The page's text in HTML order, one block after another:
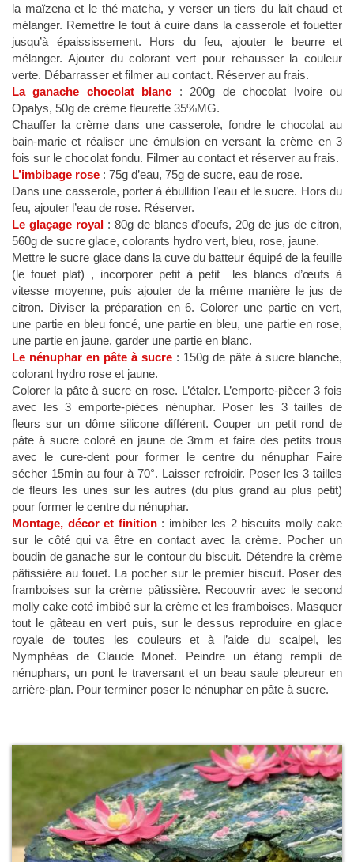
la maïzena et le thé matcha, y verser un tiers du lait chaud et
mélanger. Remettre le tout à cuire dans la casserole et fouetter
jusqu’à épaississement. Hors du feu, ajouter le beurre et
mélanger. Ajouter du colorant vert pour rehausser la couleur
verte. Débarrasser et filmer au contact. Réserver au frais.
La ganache chocolat blanc : 200g de chocolat Ivoire ou
Opalys, 50g de crème fleurette 35%MG.
Chauffer la crème dans une casserole, fondre le chocolat au
bain-marie et réaliser une émulsion en versant la crème en 3
fois sur le chocolat fondu. Filmer au contact et réserver au frais.
L’imbibage rose : 75g d’eau, 75g de sucre, eau de rose.
Dans une casserole, porter à ébullition l’eau et le sucre. Hors du
feu, ajouter l’eau de rose. Réserver.
Le glaçage royal: 80g de blancs d’oeufs, 20g de jus de citron,
560g de sucre glace, colorants hydro vert, bleu, rose, jaune.
Mettre le sucre glace dans la cuve du batteur équipé de la feuille
(le fouet plat) , incorporer petit à petit les blancs d’œufs à
vitesse moyenne, puis ajouter de la même manière le jus de
citron. Diviser la préparation en 6. Colorer une partie en vert,
une partie en bleu foncé, une partie en bleu, une partie en rose,
une partie en jaune, garder une partie en blanc.
Le nénuphar en pâte à sucre : 150g de pâte à sucre blanche,
colorant hydro rose et jaune.
Colorer la pâte à sucre en rose. L’étaler. L’emporte-piècer 3 fois
avec les 3 emporte-pièces nénuphar. Poser les 3 tailles de
fleurs sur un dôme silicone différent. Couper un petit rond de
pâte à sucre coloré en jaune de 3mm et faire des petits trous
avec le cure-dent pour former le centre du nénuphar Faire
sécher 15min au four à 70°. Laisser refroidir. Poser les 3 tailles
de fleurs les unes sur les autres (du plus grand au plus petit)
pour former le centre du nénuphar.
Montage, décor et finition: imbiber les 2 biscuits molly cake
sur le côté qui va être en contact avec la crème. Pocher un
boudin de ganache sur le contour du biscuit. Détendre la crème
pâtissière au fouet. La pocher sur le premier biscuit. Poser des
framboises sur la crème pâtissière. Recouvrir avec le second
molly cake coté imbibé sur la crème et les framboises. Masquer
tout le gâteau en vert puis, sur le dessus reproduire en glace
royale de toutes les couleurs et à l’aide du scalpel, les
Nymphéas de Claude Monet. Peindre un étang rempli de
nénuphars, un pont le traversant et un beau saule pleureur en
arrière-plan. Pour terminer poser le nénuphar en pâte à sucre.